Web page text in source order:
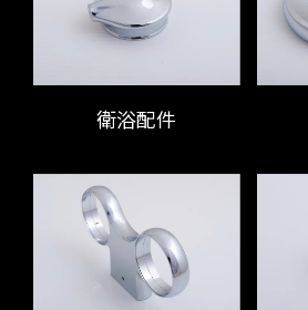
衛浴配件